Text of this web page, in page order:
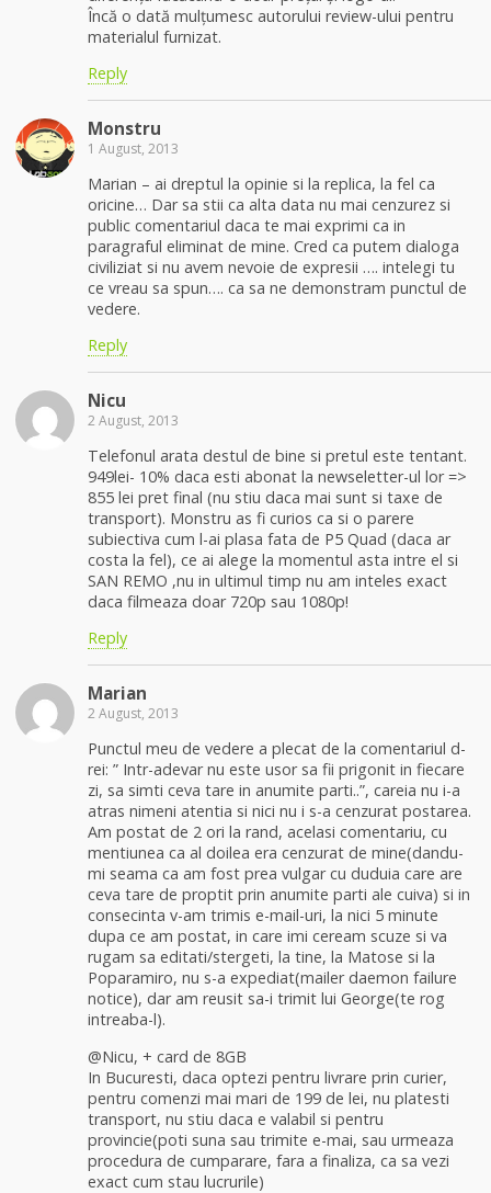
Încă o dată mulțumesc autorului review-ului pentru
materialul furnizat.
Reply
Monstru
1 August, 2013
Marian – ai dreptul la opinie si la replica, la fel ca
oricine… Dar sa stii ca alta data nu mai cenzurez si
public comentariul daca te mai exprimi ca in
paragraful eliminat de mine. Cred ca putem dialoga
civiliziat si nu avem nevoie de expresii …. intelegi tu
ce vreau sa spun…. ca sa ne demonstram punctul de
vedere.
Reply
Nicu
2 August, 2013
Telefonul arata destul de bine si pretul este tentant.
949lei- 10% daca esti abonat la newseletter-ul lor =>
855 lei pret final (nu stiu daca mai sunt si taxe de
transport). Monstru as fi curios ca si o parere
subiectiva cum l-ai plasa fata de P5 Quad (daca ar
costa la fel), ce ai alege la momentul asta intre el si
SAN REMO ,nu in ultimul timp nu am inteles exact
daca filmeaza doar 720p sau 1080p!
Reply
Marian
2 August, 2013
Punctul meu de vedere a plecat de la comentariul d-
rei: ” Intr-adevar nu este usor sa fii prigonit in fiecare
zi, sa simti ceva tare in anumite parti..”, careia nu i-a
atras nimeni atentia si nici nu i s-a cenzurat postarea.
Am postat de 2 ori la rand, acelasi comentariu, cu
mentiunea ca al doilea era cenzurat de mine(dandu-
mi seama ca am fost prea vulgar cu duduia care are
ceva tare de proptit prin anumite parti ale cuiva) si in
consecinta v-am trimis e-mail-uri, la nici 5 minute
dupa ce am postat, in care imi ceream scuze si va
rugam sa editati/stergeti, la tine, la Matose si la
Poparamiro, nu s-a expediat(mailer daemon failure
notice), dar am reusit sa-i trimit lui George(te rog
intreaba-l).
@Nicu, + card de 8GB
In Bucuresti, daca optezi pentru livrare prin curier,
pentru comenzi mai mari de 199 de lei, nu platesti
transport, nu stiu daca e valabil si pentru
provincie(poti suna sau trimite e-mai, sau urmeaza
procedura de cumparare, fara a finaliza, ca sa vezi
exact cum stau lucrurile)